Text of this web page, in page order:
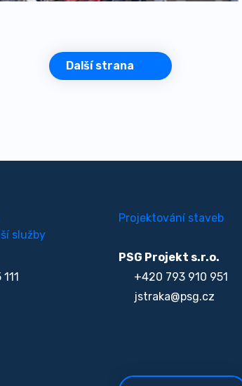
Další strana
služby
Projektování staveb
PSG Projekt s.r.o.
+420 793 910 951
jstraka@psg.cz